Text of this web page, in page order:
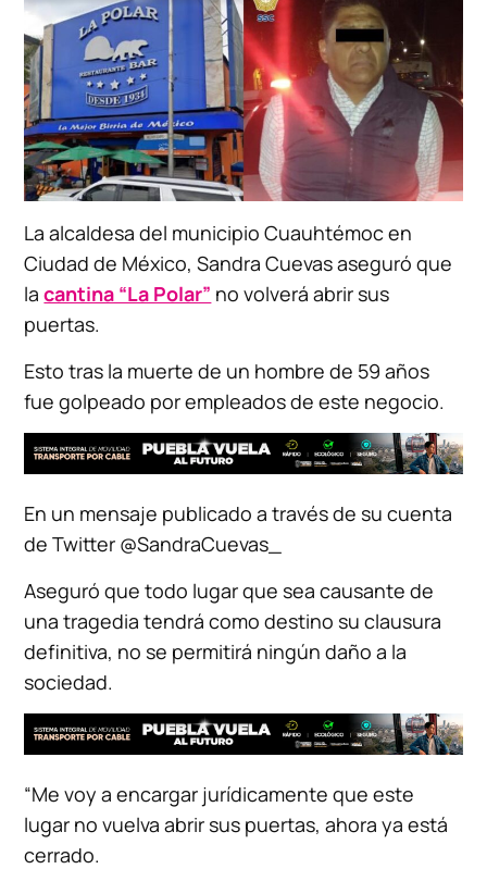
La alcaldesa del municipio Cuauhtémoc en
Ciudad de México, Sandra Cuevas aseguró que
lacantina “La Polar” no volverá abrir sus
puertas.
Esto tras la muerte de un hombre de 59 años
fue golpeado por empleados de este negocio.
En un mensaje publicado a través de su cuenta
de Twitter @SandraCuevas_
Aseguró que todo lugar que sea causante de
una tragedia tendrá como destino su clausura
definitiva, no se permitirá ningún daño a la
sociedad.
“Me voy a encargar jurídicamente que este
lugar no vuelva abrir sus puertas, ahora ya está
cerrado.